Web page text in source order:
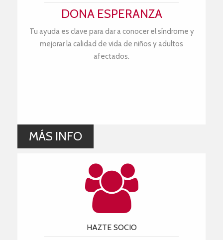
DONA ESPERANZA
Tu ayuda es clave para dar a conocer el síndrome y
mejorar la calidad de vida de niños y adultos
afectados.
MÁS INFO
HAZTE SOCIO